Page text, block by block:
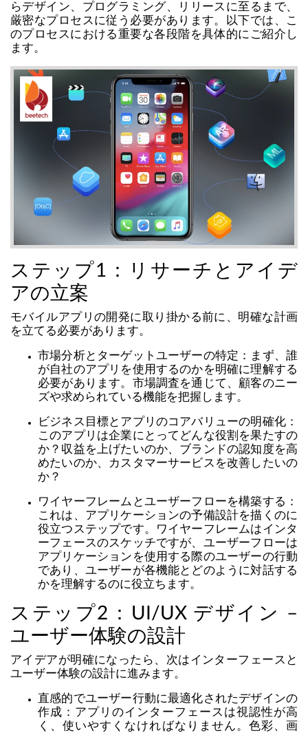
らデザイン、プログラミング、リリースに至るまで、
厳密なプロセスに従う必要があります。以下では、こ
のプロセスにおける重要な各段階を具体的にご紹介し
ます。
ステップ1：リサーチとアイデ
アの立案
モバイルアプリの開発に取り掛かる前に、明確な計画
を立てる必要があります。
市場分析とターゲットユーザーの特定：まず、誰
が自社のアプリを使用するのかを明確に理解する
必要があります。市場調査を通じて、顧客のニー
ズや求められている機能を把握します。
ビジネス目標とアプリのコアバリューの明確化：
このアプリは企業にとってどんな役割を果たすの
か？収益を上げたいのか、ブランドの認知度を高
めたいのか、カスタマーサービスを改善したいの
か？
ワイヤーフレームとユーザーフローを構築する：
これは、アプリケーションの予備設計を描くのに
役立つステップです。ワイヤーフレームはインタ
ーフェースのスケッチですが、ユーザーフローは
アプリケーションを使用する際のユーザーの行動
であり、ユーザーが各機能とどのように対話する
かを理解するのに役立ちます。
ステップ2：UI/UX デザイン –
ユーザー体験の設計
アイデアが明確になったら、次はインターフェースと
ユーザー体験の設計に進みます。
直感的でユーザー行動に最適化されたデザインの
作成：アプリのインターフェースは視認性が高
く、使いやすくなければなりません。色彩、画